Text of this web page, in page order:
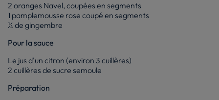
2 oranges Navel, coupées en segments
1 pamplemousse rose coupé en segments
¼ de gingembre
Pour la sauce
Le jus d'un citron (environ 3 cuillères)
2 cuillères de sucre semoule
Préparation